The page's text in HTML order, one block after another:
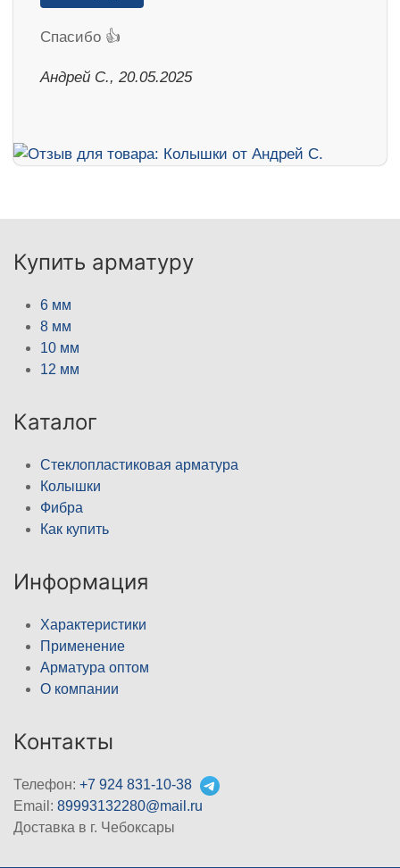
Спасибо 👍
Андрей С., 20.05.2025
Купить арматуру
6 мм
8 мм
10 мм
12 мм
Каталог
Стеклопластиковая арматура
Колышки
Фибра
Как купить
Информация
Характеристики
Применение
Арматура оптом
О компании
Контакты
Телефон: +7 924 831-10-38
Email: 89993132280@mail.ru
Доставка в г. Чебоксары